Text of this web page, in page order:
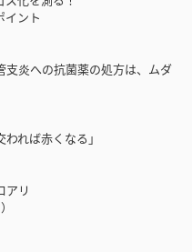
ント
炎への抗菌薬の処方は、ムダ
れば赤くなる」
アリ